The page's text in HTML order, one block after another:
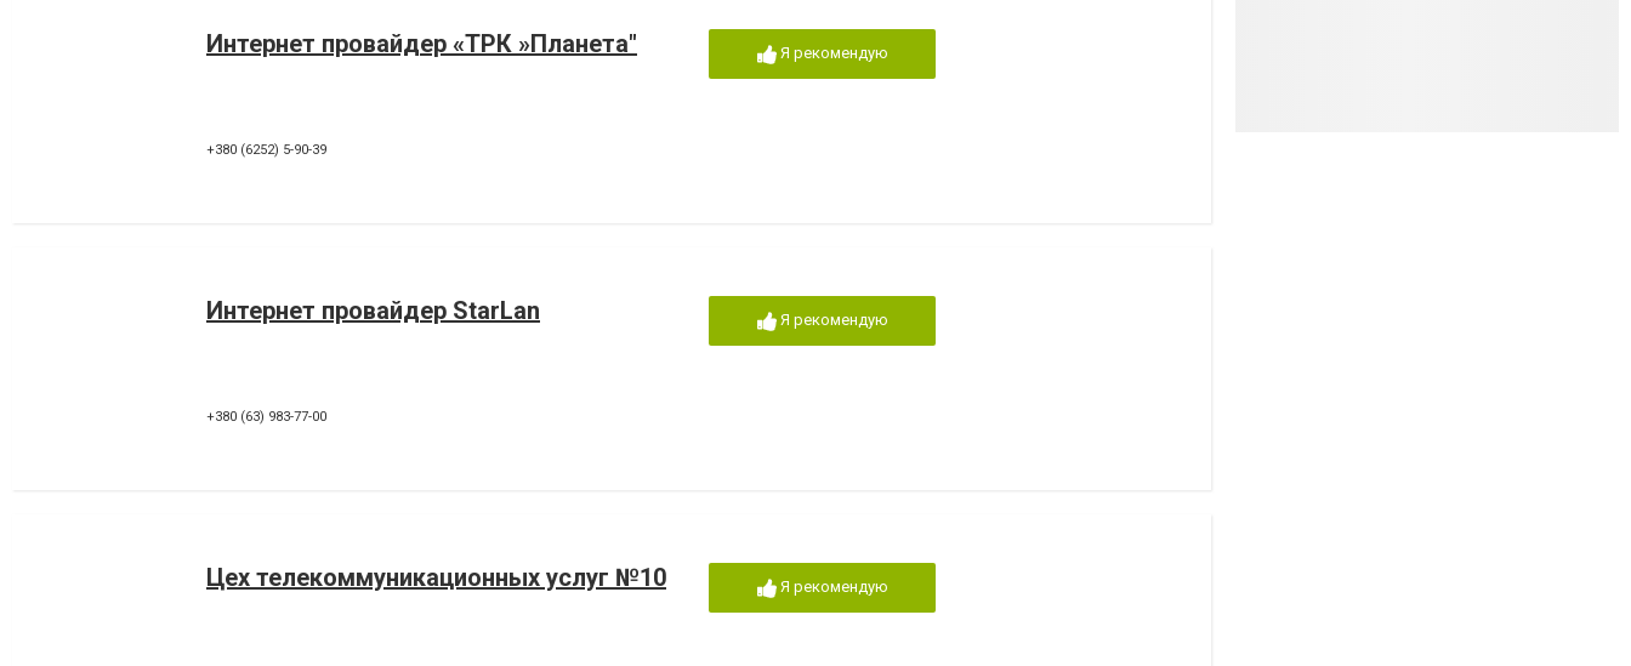
Интернет провайдер «ТРК »Планета"
+380 (6252) 5-90-39
Я рекомендую
Интернет провайдер StarLan
+380 (63) 983-77-00
Я рекомендую
Цех телекоммуникационных услуг №10 Я рекомендую